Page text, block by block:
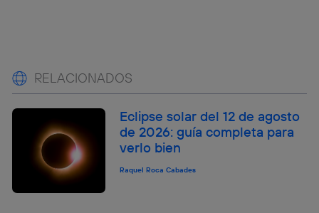
RELACIONADOS
Eclipse solar del 12 de agosto
de 2026: guía completa para
verlo bien
Raquel Roca Cabades